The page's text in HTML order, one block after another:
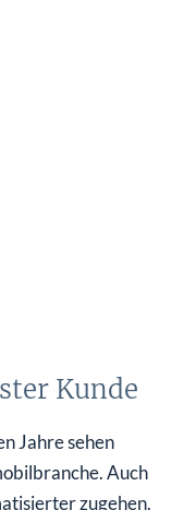
Kunde
Jahre sehen
Auch
zugehen.